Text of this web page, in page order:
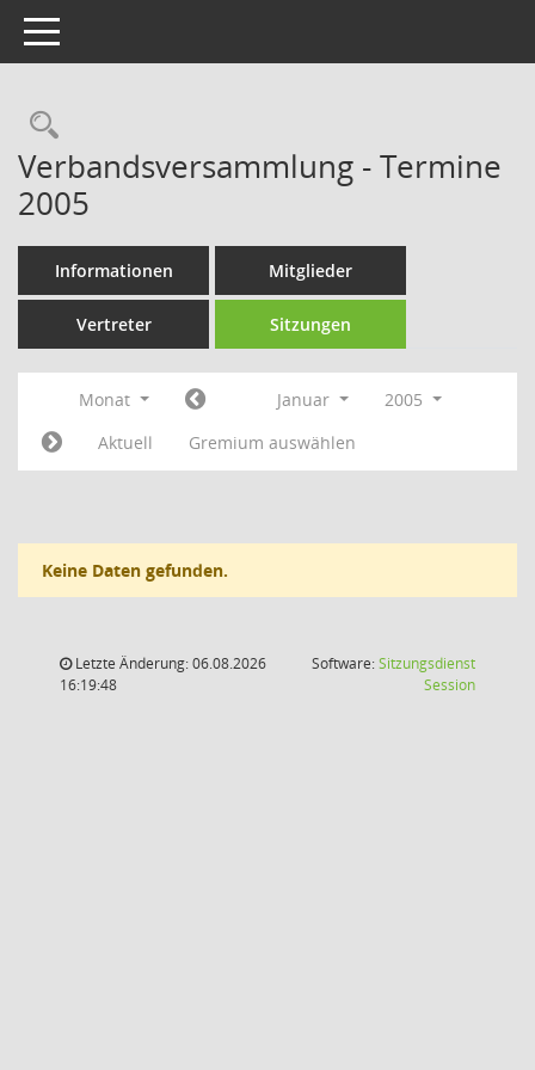
Toggle navigation
Rechercheauswahl
Verbandsversammlung - Termine
2005
Informationen Mitglieder
Vertreter Sitzungen
Monat Januar
2005
Aktuell
Gremium auswählen
Keine Daten gefunden.
Letzte Änderung: 06.08.2026
16:19:48
Software:Sitzungsdienst
Session(Wird in